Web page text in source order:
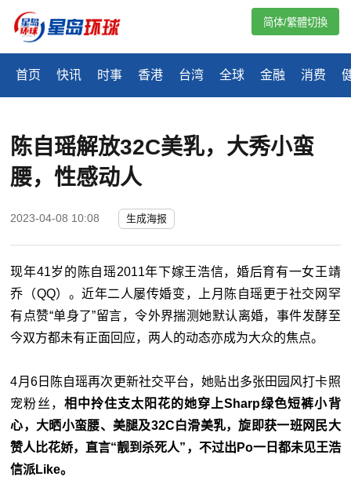
首页 快讯 时事 香港 台湾 全球 金融 消费
简体/繁體切換
陈自瑶解放32C美乳，大秀小蛮
腰，性感动人
2023-04-08 10:08 生成海报
现年41岁的陈自瑶2011年下嫁王浩信，婚后育有一女王靖
乔（QQ）。近年二人屡传婚变，上月陈自瑶更于社交网罕
有点赞“单身了”留言，令外界揣测她默认离婚，事件发酵至
今双方都未有正面回应，两人的动态亦成为大众的焦点。
4月6日陈自瑶再次更新社交平台，她贴出多张田园风打卡照
宠粉丝， 相中拎住支太阳花的她穿上Sharp绿色短裤小背
心，大晒小蛮腰、美腿及32C白滑美乳，旋即获一班网民大
赞人比花娇，直言“靓到杀死人”，不过出Po一日都未见王浩
信派Like。